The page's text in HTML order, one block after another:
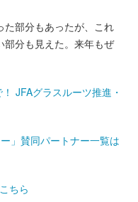
た部分もあったが、これ
部分も見えた。来年もぜ
JFAグラスルーツ推進・
」賛同パートナー一覧は
ちら